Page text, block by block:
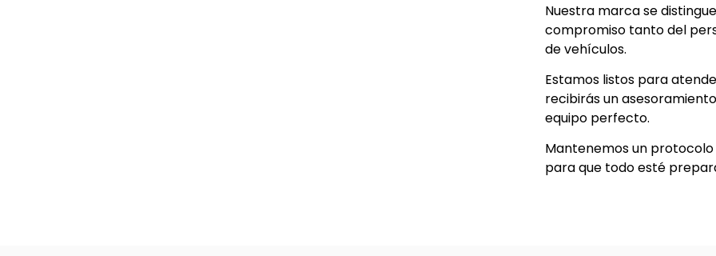
Nuestra marca se
compromiso tanto del
de vehículos.
Estamos listos para
recibirás un
equipo perfecto.
Mantenemos un
para que todo esté